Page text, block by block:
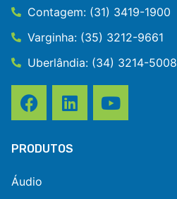
Contagem: (31) 3419-1900
Varginha: (35) 3212-9661
Uberlândia: (34) 3214-5008
PRODUTOS
Áudio